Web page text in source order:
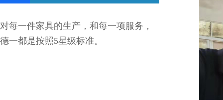
对每一件家具的生产，和每一项服务，
德一都是按照5星级标准。